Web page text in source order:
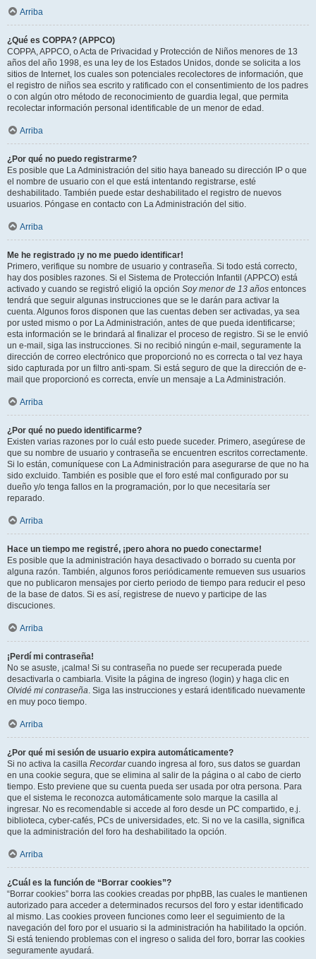
Arriba
¿Qué es COPPA? (APPCO)
COPPA, APPCO, o Acta de Privacidad y Protección de Niños menores de 13
años del año 1998, es una ley de los Estados Unidos, donde se solicita a los
sitios de Internet, los cuales son potenciales recolectores de información, que
el registro de niños sea escrito y ratificado con el consentimiento de los padres
o con algún otro método de reconocimiento de guardia legal, que permita
recolectar información personal identificable de un menor de edad.
Arriba
¿Por qué no puedo registrarme?
Es posible que La Administración del sitio haya baneado su dirección IP o que
el nombre de usuario con el que está intentando registrarse, esté
deshabilitado. También puede estar deshabilitado el registro de nuevos
usuarios. Póngase en contacto con La Administración del sitio.
Arriba
Me he registrado ¡y no me puedo identificar!
Primero, verifique su nombre de usuario y contraseña. Si todo está correcto,
hay dos posibles razones. Si el Sistema de Protección Infantil (APPCO) está
activado y cuando se registró eligió la opción Soy menor de 13 años entonces
tendrá que seguir algunas instrucciones que se le darán para activar la
cuenta. Algunos foros disponen que las cuentas deben ser activadas, ya sea
por usted mismo o por La Administración, antes de que pueda identificarse;
esta información se le brindará al finalizar el proceso de registro. Si se le envió
un e-mail, siga las instrucciones. Si no recibió ningún e-mail, seguramente la
dirección de correo electrónico que proporcionó no es correcta o tal vez haya
sido capturada por un filtro anti-spam. Si está seguro de que la dirección de e-
mail que proporcionó es correcta, envíe un mensaje a La Administración.
Arriba
¿Por qué no puedo identificarme?
Existen varias razones por lo cuál esto puede suceder. Primero, asegúrese de
que su nombre de usuario y contraseña se encuentren escritos correctamente.
Si lo están, comuníquese con La Administración para asegurarse de que no ha
sido excluido. También es posible que el foro esté mal configurado por su
dueño y/o tenga fallos en la programación, por lo que necesitaría ser
reparado.
Arriba
Hace un tiempo me registré, ¡pero ahora no puedo conectarme!
Es posible que la administración haya desactivado o borrado su cuenta por
alguna razón. También, algunos foros periódicamente remueven sus usuarios
que no publicaron mensajes por cierto periodo de tiempo para reducir el peso
de la base de datos. Si es así, registrese de nuevo y participe de las
discuciones.
Arriba
¡Perdí mi contraseña!
No se asuste, ¡calma! Si su contraseña no puede ser recuperada puede
desactivarla o cambiarla. Visite la página de ingreso (login) y haga clic en
Olvidé mi contraseña. Siga las instrucciones y estará identificado nuevamente
en muy poco tiempo.
Arriba
¿Por qué mi sesión de usuario expira automáticamente?
Si no activa la casilla Recordarcuando ingresa al foro, sus datos se guardan
en una cookie segura, que se elimina al salir de la página o al cabo de cierto
tiempo. Esto previene que su cuenta pueda ser usada por otra persona. Para
que el sistema le reconozca automáticamente solo marque la casilla al
ingresar. No es recomendable si accede al foro desde un PC compartido, e.j.
biblioteca, cyber-cafés, PCs de universidades, etc. Si no ve la casilla, significa
que la administración del foro ha deshabilitado la opción.
Arriba
¿Cuál es la función de “Borrar cookies”?
“Borrar cookies” borra las cookies creadas por phpBB, las cuales le mantienen
autorizado para acceder a determinados recursos del foro y estar identificado
al mismo. Las cookies proveen funciones como leer el seguimiento de la
navegación del foro por el usuario si la administración ha habilitado la opción.
Si está teniendo problemas con el ingreso o salida del foro, borrar las cookies
seguramente ayudará.